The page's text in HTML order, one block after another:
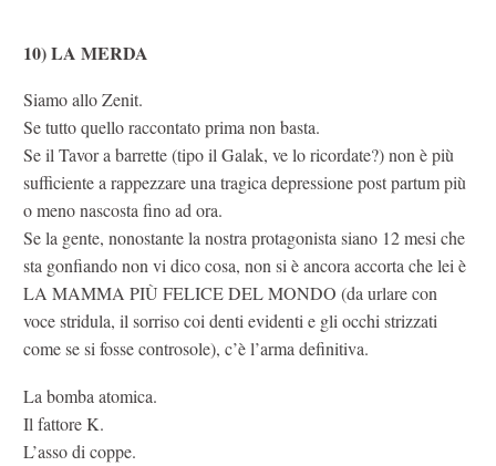
10) LA MERDA
Siamo allo Zenit.
Se tutto quello raccontato prima non basta.
Se il Tavor a barrette (tipo il Galak, ve lo ricordate?) non è più
sufficiente a rappezzare una tragica depressione post partum più
o meno nascosta fino ad ora.
Se la gente, nonostante la nostra protagonista siano 12 mesi che
sta gonfiando non vi dico cosa, non si è ancora accorta che lei è
LA MAMMA PIÙ FELICE DEL MONDO (da urlare con
voce stridula, il sorriso coi denti evidenti e gli occhi strizzati
come se si fosse controsole), c’è l’arma definitiva.
La bomba atomica.
Il fattore K.
L’asso di coppe.